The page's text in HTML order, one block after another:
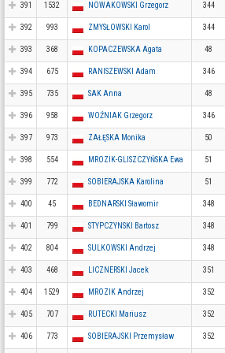
391 1532 NOWAKOWSKI Grzegorz 344
392 993 ZMYSŁOWSKI Karol 344
393 368 KOPACZEWSKA Agata 48
394 675 RANISZEWSKI Adam 346
395 735 SAK Anna 48
396 958 WOŹNIAK Grzegorz 346
397 973 ZAŁĘSKA Monika 50
398 554 MROZIK-GLISZCZYŃSKA Ewa 51
399 772 SOBIERAJSKA Karolina 51
400 45 BEDNARSKI Sławomir 348
401 799 STYPCZYNSKI Bartosz 348
402 804 SULKOWSKI Andrzej 348
403 468 LICZNERSKI Jacek 351
404 1529 MROZIK Andrzej 352
405 707 RUTECKI Mariusz 352
406 773 SOBIERAJSKI Przemysław 352